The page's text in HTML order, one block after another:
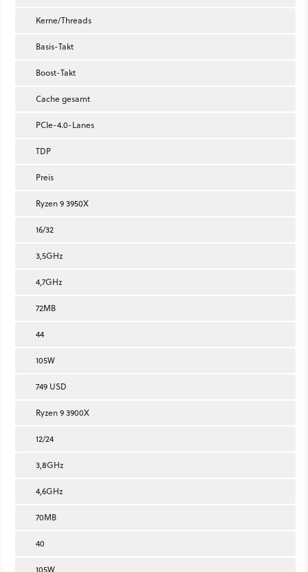
Kerne/Threads
Basis-Takt
Boost-Takt
Cache gesamt
PCIe-4.0-Lanes
TDP
Preis
Ryzen 9 3950X
16/32
3,5GHz
4,7GHz
72MB
44
105W
749 USD
Ryzen 9 3900X
12/24
3,8GHz
4,6GHz
70MB
40
105W